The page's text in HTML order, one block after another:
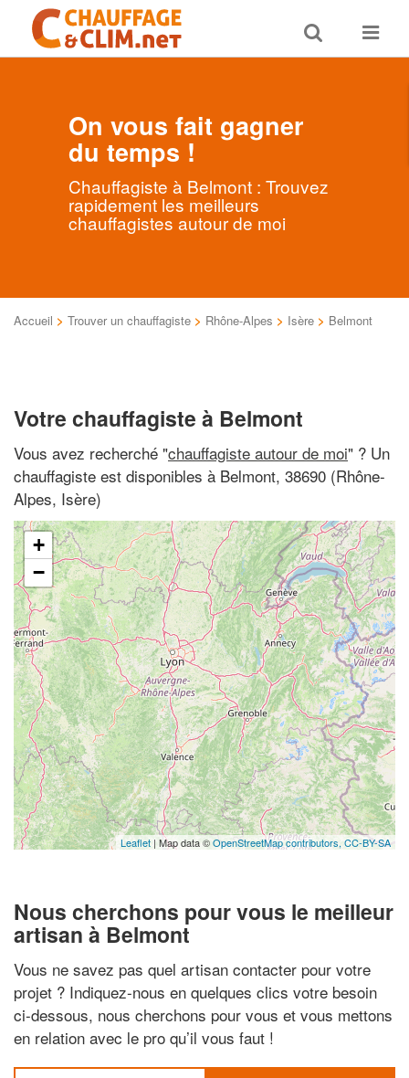
Toggle
search
Toggle
On vous fait gagner
du temps !
Chauffagiste à Belmont : Trouvez
rapidement les meilleurs
chauffagistes autour de moi
Accueil > Trouver un chauffagiste > Rhône-Alpes > Isère > Belmont
Votre chauffagiste à Belmont
Vous avez recherché "chauffagiste autour de moi" ? Un
chauffagiste est disponibles à Belmont, 38690 (Rhône-
Alpes, Isère)
+
−
Leaflet | Map data ©OpenStreetMap contributors, CC-BY-SA
Nous cherchons pour vous le meilleur
artisan à Belmont
Vous ne savez pas quel artisan contacter pour votre
projet ? Indiquez-nous en quelques clics votre besoin
ci-dessous, nous cherchons pour vous et vous mettons
en relation avec le pro qu’il vous faut !